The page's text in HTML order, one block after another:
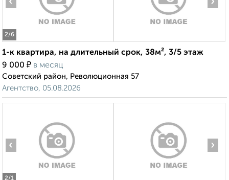
2/6
1-к квартира, на длительный срок, 38м², 3/5 этаж
9 000 ₽ в месяц
Советский район, Революционная 57
Агентство, 05.08.2026
2/1
‹ ›